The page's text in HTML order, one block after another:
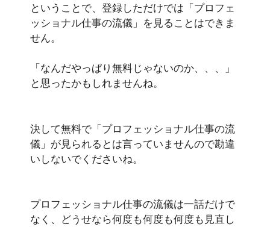
ということで、登録しただけでは「プロフェ
ッショナル仕事の流儀」を見ることはできま
せん。
「なんだやっぱり無料じゃないのか、、、」
と思ったかもしれませんね。
決して無料で「プロフェッショナル仕事の流
儀」が見られるとは言っていませんので勘違
いしないでくださいね。
プロフェッショナル仕事の流儀は一話だけで
なく、どうせなら何度も何度も何度も見直し